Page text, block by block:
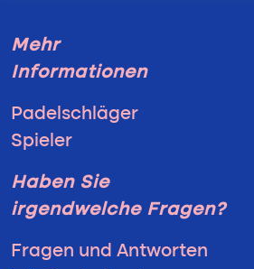
Mehr
Informationen
Padelschläger
Spieler
Haben Sie
irgendwelche Fragen?
Fragen und Antworten